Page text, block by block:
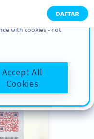
DAFTAR
QR Code use
cookies, our
Cookie Policyand
with cookies - not
Accept All
Cookies